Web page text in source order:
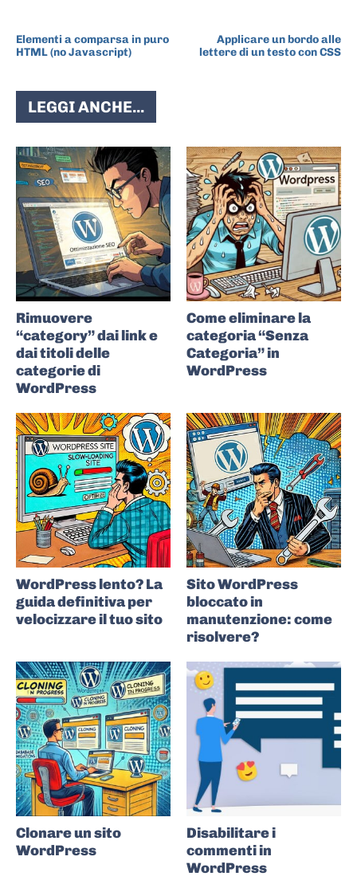
Elementi a comparsa in puro
HTML (no Javascript)
Applicare un bordo alle
lettere di un testo con CSS
LEGGI ANCHE...
Rimuovere
“category” dai link e
dai titoli delle
categorie di
WordPress
Come eliminare la
categoria “Senza
Categoria” in
WordPress
WordPress lento? La
guida definitiva per
velocizzare il tuo sito
Sito WordPress
bloccato in
manutenzione: come
risolvere?
Clonare un sito
WordPress
Disabilitare i
commenti in
WordPress